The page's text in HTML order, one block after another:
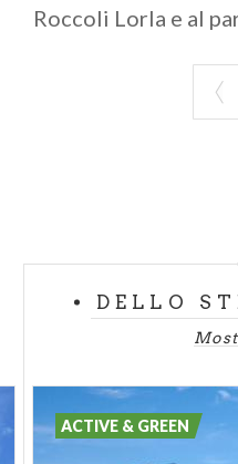
Roccoli Lorla e al
DELLO
ACTIVE & GREEN